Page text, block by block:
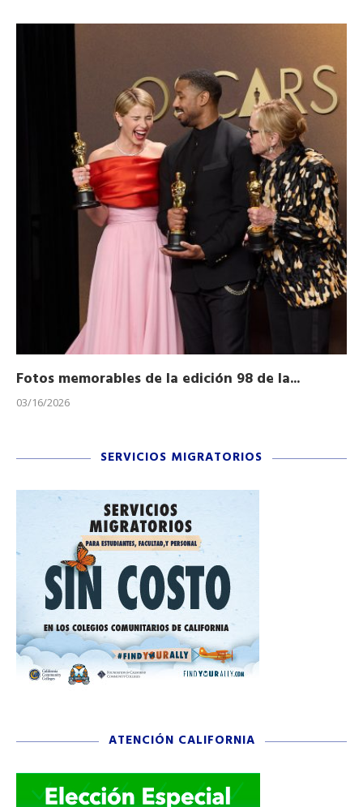
Fotos memorables de la edición 98 de la...
03/16/2026
SERVICIOS MIGRATORIOS
ATENCIÓN CALIFORNIA